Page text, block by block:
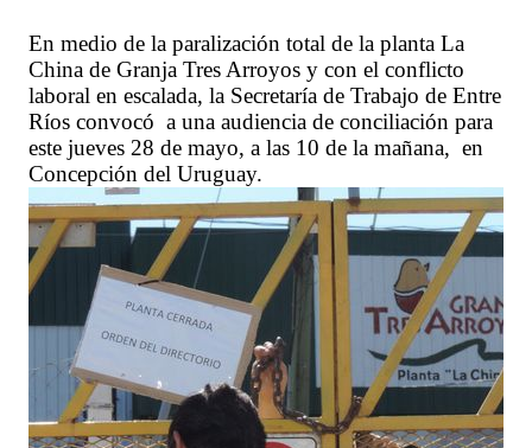
En medio de la paralización total de la planta La
China de Granja Tres Arroyos y con el conflicto
laboral en escalada, la Secretaría de Trabajo de Entre
Ríos convocó a una audiencia de conciliación para
este jueves 28 de mayo, a las 10 de la mañana, en
Concepción del Uruguay.